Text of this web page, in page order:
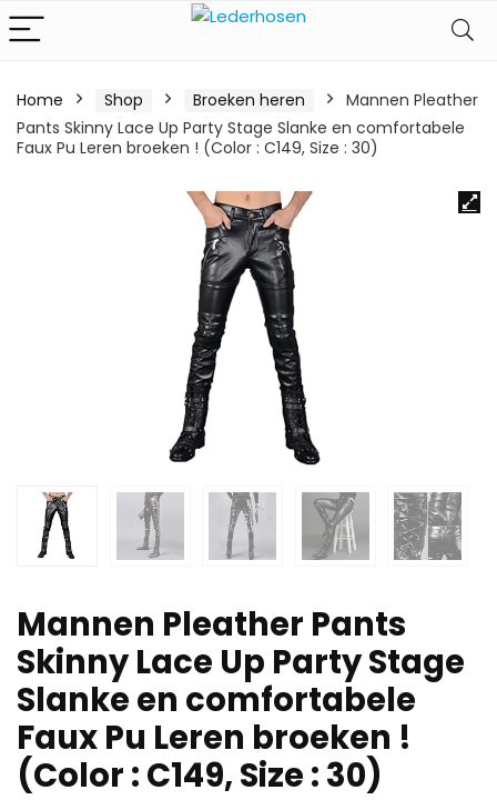
Home Shop Broeken heren
Mannen Pleather
Pants Skinny Lace Up Party Stage Slanke en comfortabele
Faux Pu Leren broeken ! (Color : C149, Size : 30)
Mannen Pleather Pants
Skinny Lace Up Party Stage
Slanke en comfortabele
Faux Pu Leren broeken !
(Color : C149, Size : 30)